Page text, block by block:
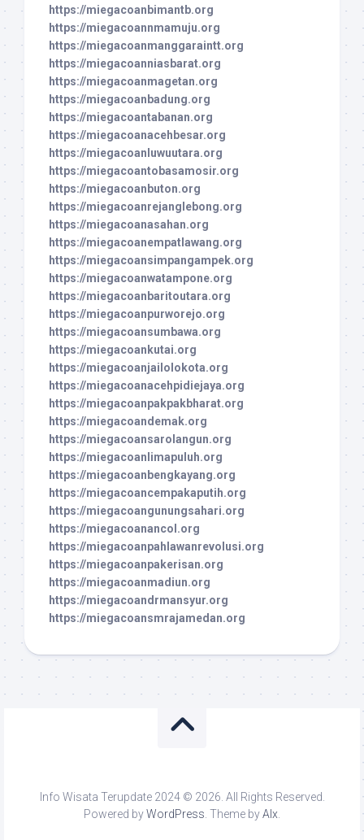
https://miegacoanbimantb.org
https://miegacoannmamuju.org
https://miegacoanmanggaraintt.org
https://miegacoanniasbarat.org
https://miegacoanmagetan.org
https://miegacoanbadung.org
https://miegacoantabanan.org
https://miegacoanacehbesar.org
https://miegacoanluwuutara.org
https://miegacoantobasamosir.org
https://miegacoanbuton.org
https://miegacoanrejanglebong.org
https://miegacoanasahan.org
https://miegacoanempatlawang.org
https://miegacoansimpangampek.org
https://miegacoanwatampone.org
https://miegacoanbaritoutara.org
https://miegacoanpurworejo.org
https://miegacoansumbawa.org
https://miegacoankutai.org
https://miegacoanjailolokota.org
https://miegacoanacehpidiejaya.org
https://miegacoanpakpakbharat.org
https://miegacoandemak.org
https://miegacoansarolangun.org
https://miegacoanlimapuluh.org
https://miegacoanbengkayang.org
https://miegacoancempakaputih.org
https://miegacoangunungsahari.org
https://miegacoanancol.org
https://miegacoanpahlawanrevolusi.org
https://miegacoanpakerisan.org
https://miegacoanmadiun.org
https://miegacoandrmansyur.org
https://miegacoansmrajamedan.org
Info Wisata Terupdate 2024 © 2026. All Rights Reserved.
Powered byWordPress. Theme byAlx.